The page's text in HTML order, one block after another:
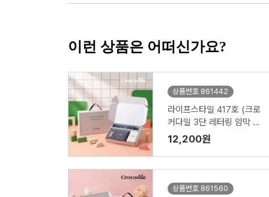
이런 상품은 어떠신가요?
상품번호 861442
라이프스타일 417호 (크로
커다일 3단 레터링 암막 전
자동 우산 VIP+심플 타올 1
50g)
12,200원
상품번호 861560